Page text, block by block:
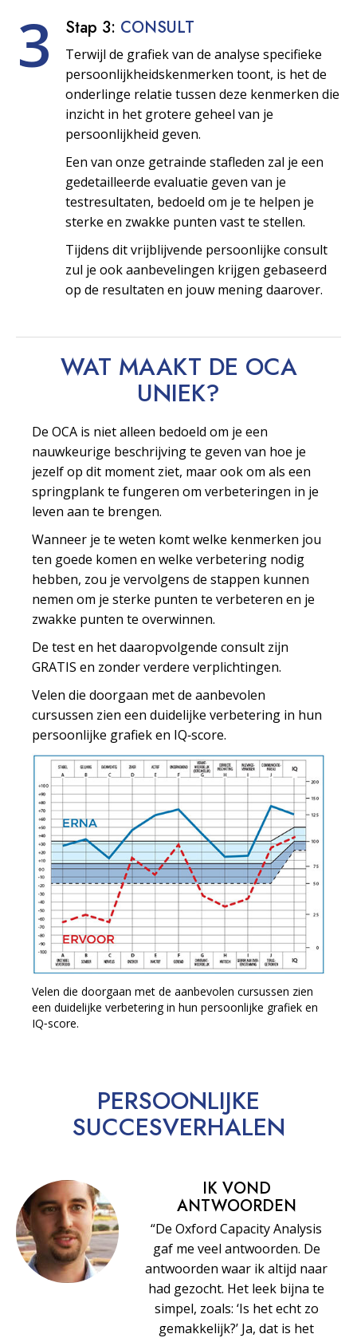
3 Stap 3: CONSULT
Terwijl de grafiek van de analyse specifieke
persoonlijkheids­kenmerken toont, is het de
onderlinge relatie tussen deze kenmerken die
inzicht in het grotere geheel van je
persoonlijkheid geven.
Een van onze getrainde stafleden zal je een
gedetailleerde evaluatie geven van je
testresultaten, bedoeld om je te helpen je
sterke en zwakke punten vast te stellen.
Tijdens dit vrijblijvende persoonlijke consult
zul je ook aanbevelingen krijgen gebaseerd
op de resultaten en jouw mening daarover.
WAT MAAKT DE OCA
UNIEK?
De OCA is niet alleen bedoeld om je een
nauwkeurige beschrijving te geven van hoe je
jezelf op dit moment ziet, maar ook om als een
springplank te fungeren om verbeteringen in je
leven aan te brengen.
Wanneer je te weten komt welke kenmerken jou
ten goede komen en welke verbetering nodig
hebben, zou je vervolgens de stappen kunnen
nemen om je sterke punten te verbeteren en je
zwakke punten te overwinnen.
De test en het daaropvolgende consult zijn
GRATIS en zonder verdere verplichtingen.
Velen die doorgaan met de aanbevolen
cursussen zien een duidelijke verbetering in hun
persoonlijke grafiek en IQ‑score.
Velen die doorgaan met de aanbevolen cursussen zien
een duidelijke verbetering in hun persoonlijke grafiek en
IQ‑score.
PERSOONLIJKE
SUCCESVERHALEN
IK VOND
ANTWOORDEN
“De Oxford Capacity Analysis
gaf me veel antwoorden. De
antwoorden waar ik altijd naar
had gezocht. Het leek bijna te
simpel, zoals: ‘Is het echt zo
gemakkelijk?’ Ja, dat is het